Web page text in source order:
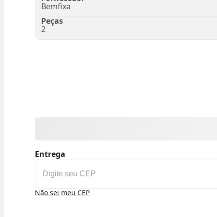
Bemfixa
Peças
2
Entrega
Não sei meu CEP